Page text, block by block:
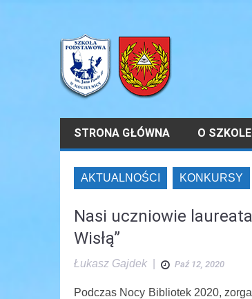
STRONA GŁÓWNA O SZKOLE
AKTUALNOŚCI KONKURSY
Nasi uczniowie
Wisłą”
Łukasz Gajdek Paź 12, 2020
Podczas Nocy Bibliotek 2020,